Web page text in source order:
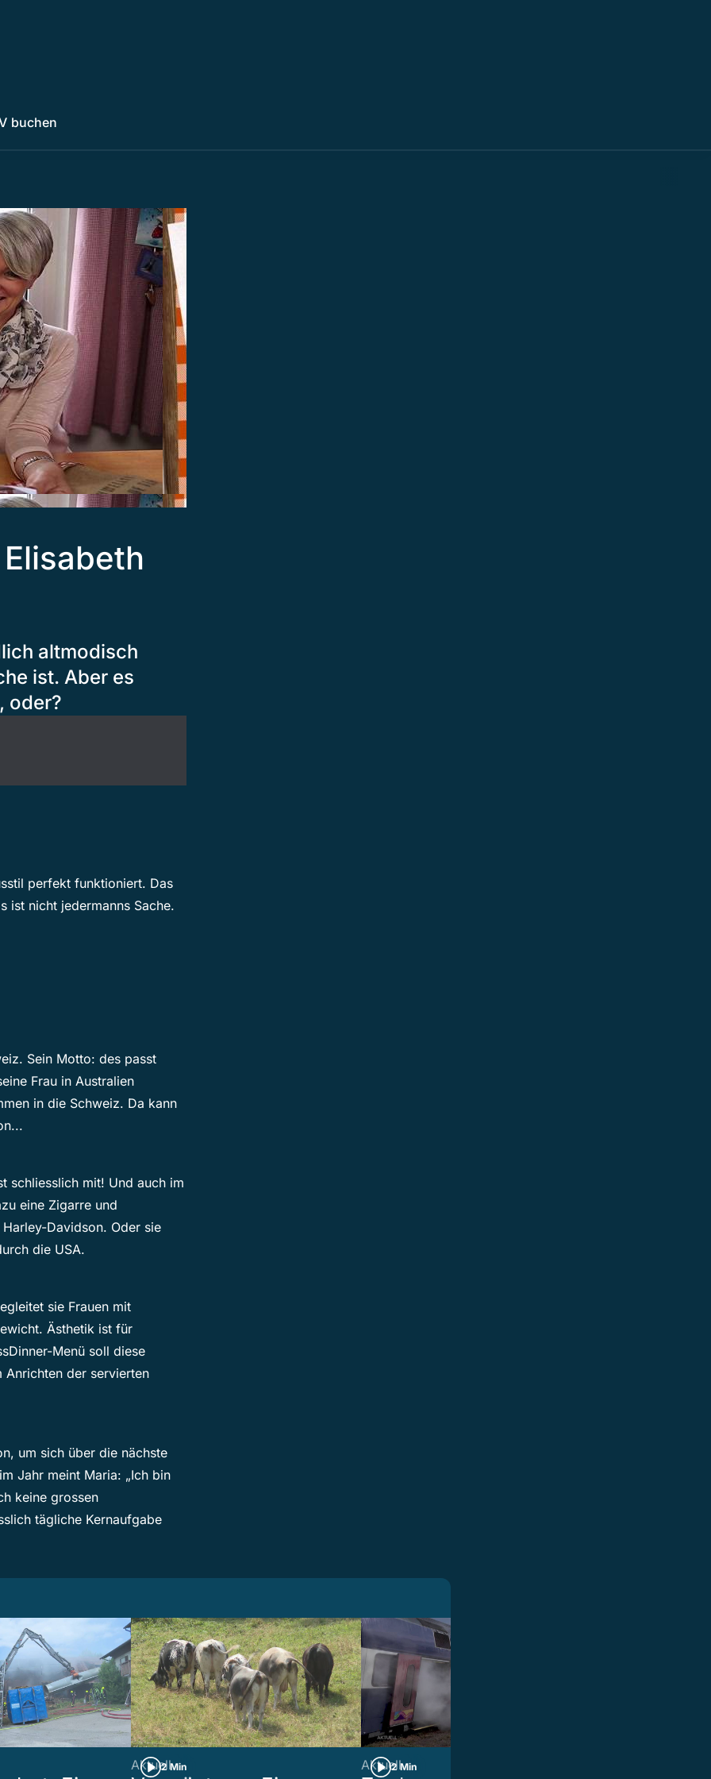
buchen
altmodisch
ist. Aber es
oder?
perfekt funktioniert. Das
ist nicht jedermanns Sache.
Sein Motto: des passt
Frau in Australien
in die Schweiz. Da kann
schliesslich mit! Und auch im
eine Zigarre und
Davidson. Oder sie
die USA.
sie Frauen mit
Ästhetik ist für
Menü soll diese
der servierten
um sich über die nächste
Jahr meint Maria: „Ich bin
keine grossen
tägliche Kernaufgabe
2 Min
Aktuell 2 Min
Aktuell